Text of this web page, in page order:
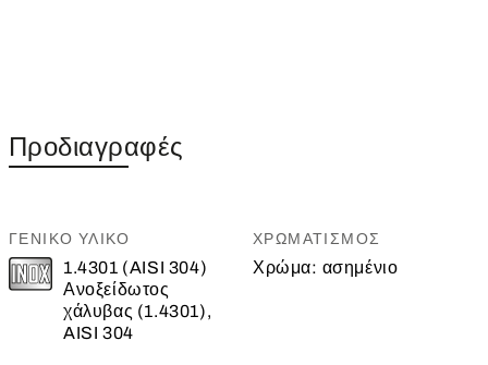
Προδιαγραφές
ΓΕΝΙΚΌ ΥΛΙΚΌ
1.4301 (AISI 304)
Ανοξείδωτος
χάλυβας (1.4301),
AISI 304
ΧΡΩΜΑΤΙΣΜΌΣ
Χρώμα: ασημένιο